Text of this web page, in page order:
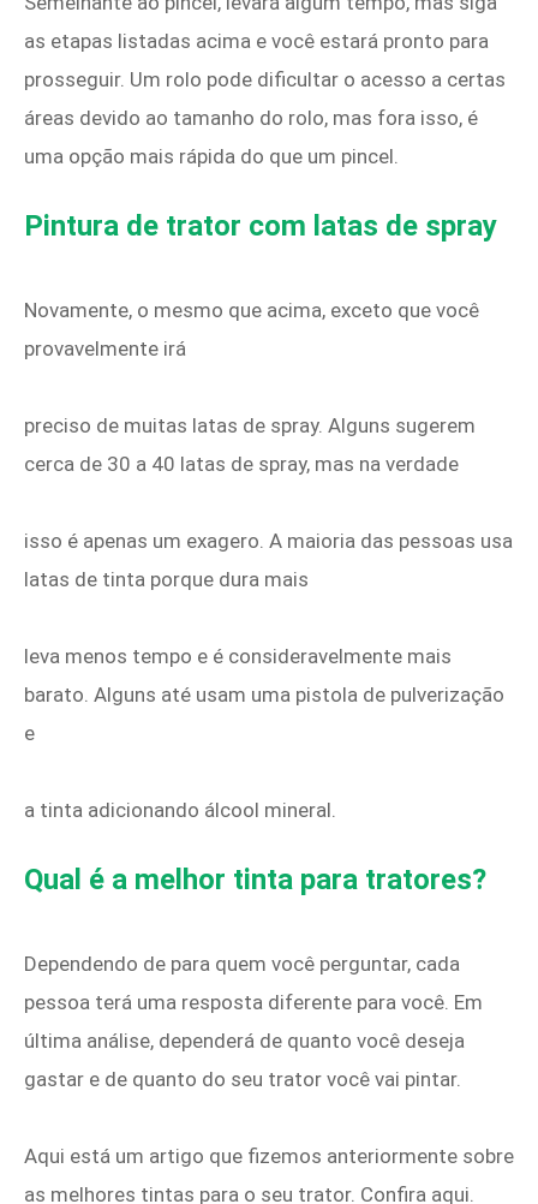
as etapas listadas acima e você estará pronto para
prosseguir. Um rolo pode dificultar o acesso a certas
áreas devido ao tamanho do rolo, mas fora isso, é
uma opção mais rápida do que um pincel.
Pintura de trator com latas de spray
Novamente, o mesmo que acima, exceto que você
provavelmente irá
preciso de muitas latas de spray. Alguns sugerem
cerca de 30 a 40 latas de spray, mas na verdade
isso é apenas um exagero. A maioria das pessoas usa
latas de tinta porque dura mais
leva menos tempo e é consideravelmente mais
barato. Alguns até usam uma pistola de pulverização
e
a tinta adicionando álcool mineral.
Qual é a melhor tinta para tratores?
Dependendo de para quem você perguntar, cada
pessoa terá uma resposta diferente para você. Em
última análise, dependerá de quanto você deseja
gastar e de quanto do seu trator você vai pintar.
Aqui está um artigo que fizemos anteriormente sobre
as melhores tintas para o seu trator. Confira aqui.